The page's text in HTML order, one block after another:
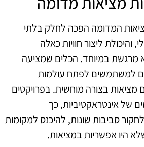
המדומה הפכה לחלק בלתי
והיכולת ליצור חוויות כאלה
מרגשת במיוחד. הכלים שמציעה
למשתמשים לפתח עולמות
בצורה מוחשית. בפרויקטים
של אינטראקטיביות, כך
סביבות שונות, להיכנס למקומות
היו אפשריות במציאות.